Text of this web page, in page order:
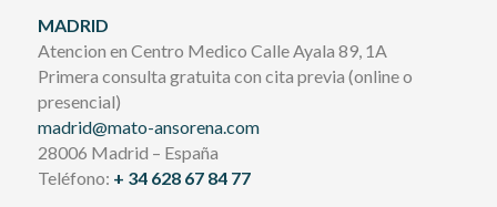
MADRID
Atencion en Centro Medico Calle Ayala 89, 1A
Primera consulta gratuita con cita previa (online o
presencial)
madrid@mato-ansorena.com
28006 Madrid – España
Teléfono: + 34 628 67 84 77